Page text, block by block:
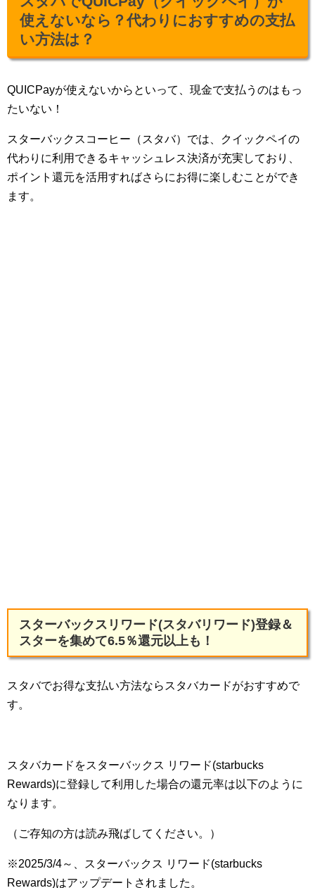
使えないなら？代わりにおすすめの支払
い方法は？
QUICPayが使えないからといって、現金で支払うのはもっ
たいない！
スターバックスコーヒー（スタバ）では、クイックペイの
代わりに利用できるキャッシュレス決済が充実しており、
ポイント還元を活用すればさらにお得に楽しむことができ
ます。
スターバックスリワード(スタバリワード)登録＆
スターを集めて6.5％還元以上も！
スタバでお得な支払い方法ならスタバカードがおすすめで
す。
スタバカードをスターバックス リワード(starbucks
Rewards)に登録して利用した場合の還元率は以下のように
なります。
（ご存知の方は読み飛ばしてください。）
※2025/3/4～、スターバックス リワード(starbucks
Rewards)はアップデートされました。